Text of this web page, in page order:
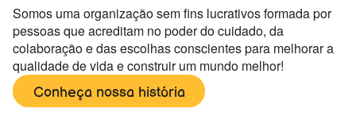
Somos uma organização sem fins lucrativos formada por
pessoas que acreditam no poder do cuidado, da
colaboração e das escolhas conscientes para melhorar a
qualidade de vida e construir um mundo melhor!
Conheça nossa história